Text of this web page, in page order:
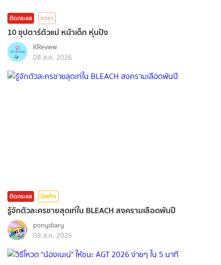
ติดกระแส ดารา
10 ซุปตาร์ตัวแม่ หน้าเด็ก หุ่นปัง
KReview
08 ส.ค. 2026
ติดกระแส บันเทิง
รู้จักตัวละครชายสุดเท่ใน BLEACH สงครามเลือดพันปี
ponydiary
08 ส.ค. 2026